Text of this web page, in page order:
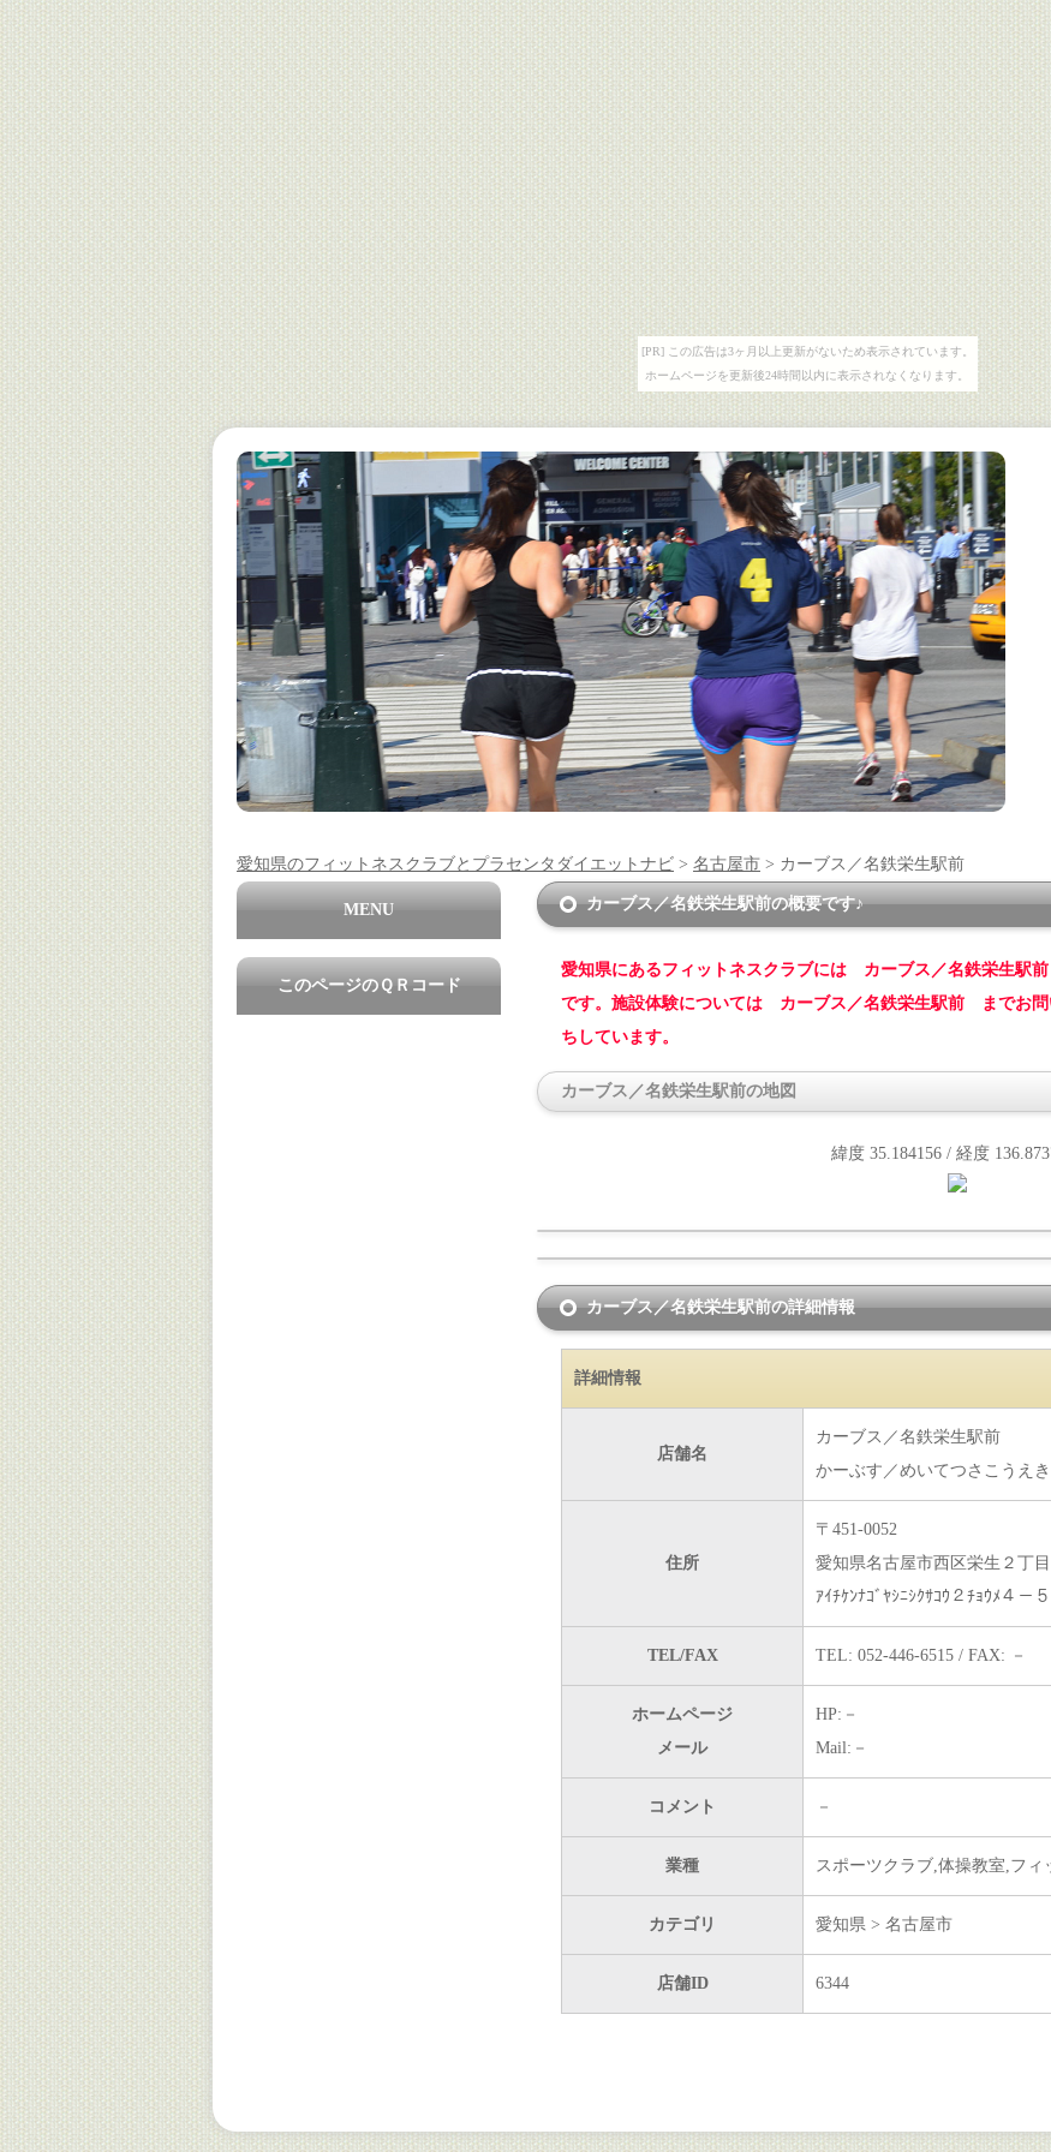
[PR] この広告は3ヶ月以上更新がないため表示されています。
ホームページを更新後24時間以内に表示されなくなります。
愛知県のフィットネスクラブとプラセンタダイエットナビ > 名古屋市 > カーブス／名鉄栄生駅前
カーブス／名鉄栄生駅前の概要です♪
愛知県にあるフィットネスクラブには カーブス／名鉄栄生駅
です。施設体験については カーブス／名鉄栄生駅前 までお問
ちしています。
カーブス／名鉄栄生駅前の地図
緯度 35.184156 / 経度
カーブス／名鉄栄生駅前の詳細情報
詳細情報
店舗名
カーブス／名鉄栄生駅前
かーぶす／めいてつさこうえき
住所
〒451-0052
愛知県名古屋市西区栄生２丁
ｱｲﾁｹﾝﾅｺﾞﾔｼﾆｼｸｻｺｳ２ﾁｮｳﾒ４－５
TEL/FAX TEL: 052-446-6515 / FAX: －
ホームページ
メール
HP:－
Mail:－
コメント －
業種 スポーツクラブ,体操教室,フィ
カテゴリ 愛知県 > 名古屋市
店舗ID 6344
MENU
このページのＱＲコード